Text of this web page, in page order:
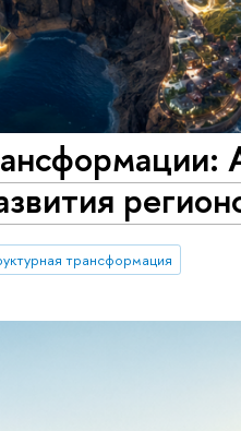
трансформация